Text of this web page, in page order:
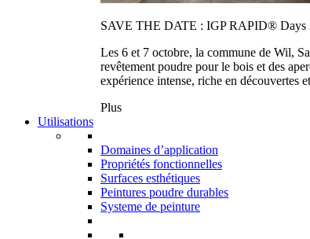
SAVE THE DATE : IGP RAPID® Days
Les 6 et 7 octobre, la commune de Wil,
revêtement poudre pour le bois et des
expérience intense, riche en découvertes
Plus
Utilisations
Domaines d’application
Propriétés fonctionnelles
Surfaces esthétiques
Peintures poudre durables
Systeme de peinture